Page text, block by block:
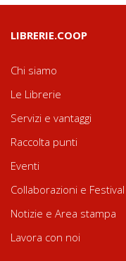
LIBRERIE.COOP
Chi siamo
Le Librerie
Servizi e vantaggi
Raccolta punti
Eventi
Collaborazioni e Festival
Notizie e Area stampa
Lavora con noi